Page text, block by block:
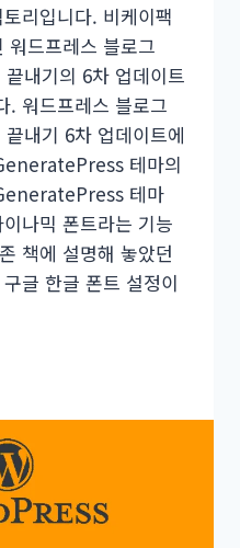
리입니다. 비케이팩
워드프레스 블로그
내기의 6차 업데이트
. 워드프레스 블로그
내기 6차 업데이트에
테마의
테마
나믹 폰트라는 기능
책에 설명해 놓았던
글 한글 폰트 설정이